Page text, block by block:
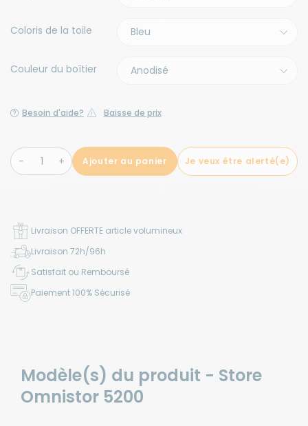
Coloris de la toile
Couleur du boîtier
Besoin d'aide? Baisse de prix
Ajouter au panier Je veux être alerté(e)
Livraison OFFERTE article volumineux
Livraison 72h/96h
Satisfait ou Remboursé
Paiement 100% Sécurisé
Modèle(s) du produit - Store
Omnistor 5200